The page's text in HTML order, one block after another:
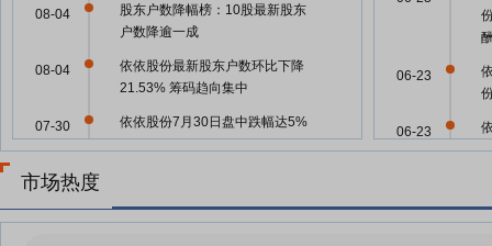
股东户数降幅榜：10股最新股东
户数降逾一成
08-04
依依股份最新股东户数环比下降
21.53% 筹码趋向集中
08-04
依依股份7月30日盘中跌幅达5%
07-30
收市持有公司股票的股东总户数为
06-23
06-23
市场热度